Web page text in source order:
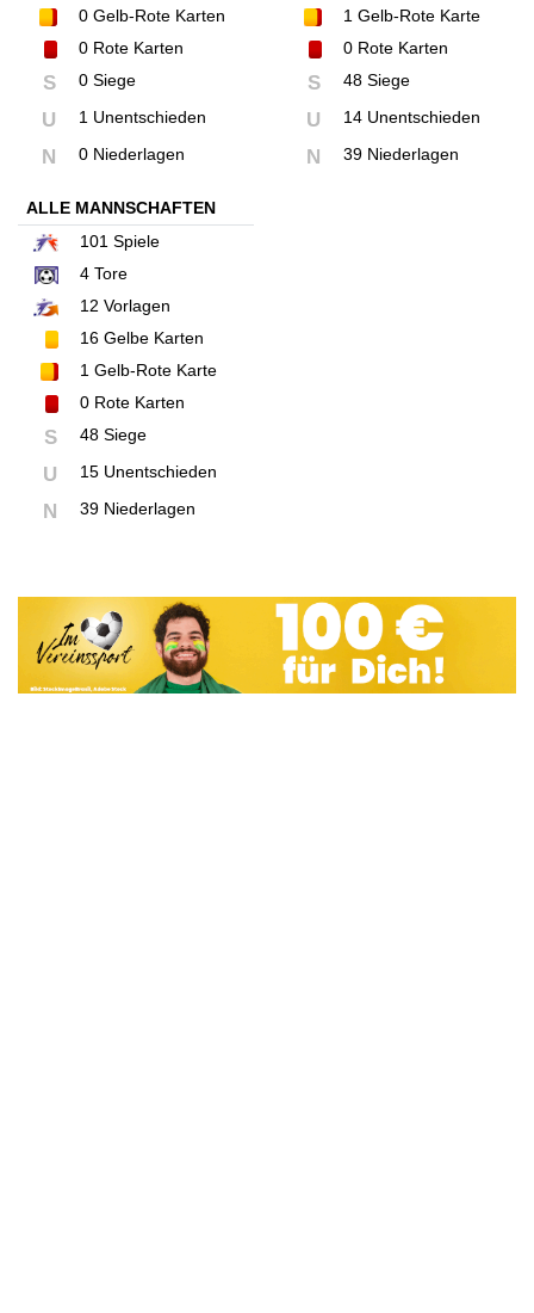
0 Gelb-Rote Karten
0 Rote Karten
S 0 Siege
U 1 Unentschieden
N 0 Niederlagen
1Gelb-Rote Karte
0Rote Karten
S 48 Siege
U 14 Unentschieden
N 39 Niederlagen
ALLE MANNSCHAFTEN
101 Spiele
4 Tore
12 Vorlagen
16 Gelbe Karten
1 Gelb-Rote Karte
0 Rote Karten
S 48 Siege
U 15 Unentschieden
N 39 Niederlagen